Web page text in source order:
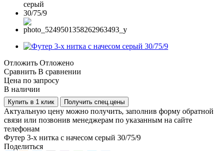
Отложить Отложено
Сравнить В сравнении
Цена по запросу
В наличии
Купить в 1 клик Получить спец.цены
Актуальную цену можно получить, заполнив форму обратной
связи или позвонив менеджерам по указанным на сайте
телефонам
Футер 3-х нитка с начесом серый 30/75/9
Поделиться